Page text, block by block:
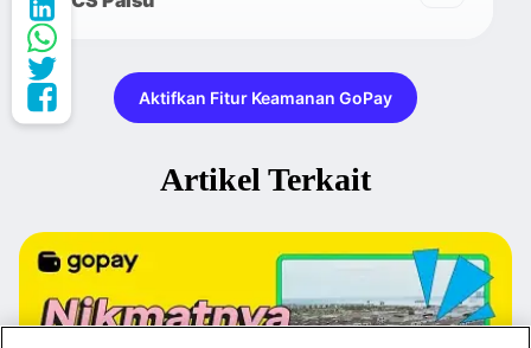
Aktifkan Fitur Keamanan GoPay
Artikel Terkait